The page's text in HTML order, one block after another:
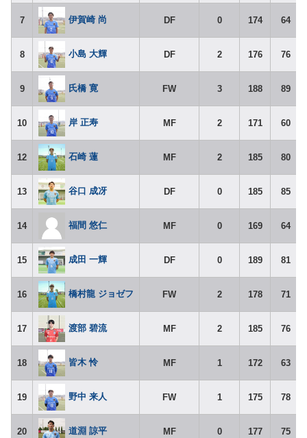
7 伊賀崎 尚 DF 0 174 64
8 小島 大輝 DF 2 176 76
9 氏橋 寛 FW 3 188 89
10 岸 正寿 MF 2 171 60
12 石崎 蓮 MF 2 185 80
13 谷口 成冴 DF 0 185 85
14 福間 悠仁 MF 0 169 64
15 成田 一輝 DF 0 189 81
16 橋村龍 ジョゼフ FW 2 178 71
17 渡部 碧流 MF 2 185 76
18 皆木 怜 MF 1 172 63
19 野中 来人 FW 1 175 78
20 道淵 諒平 MF 0 177 75